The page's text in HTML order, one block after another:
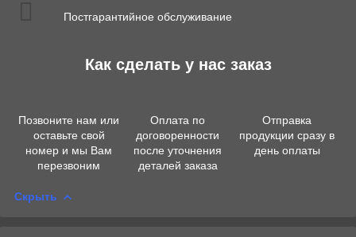
Постгарантийное обслуживание
Как сделать у нас заказ
Позвоните нам или
оставьте свой
номер и мы Вам
перезвоним
Оплата по
договоренности
после уточнения
деталей заказа
Отправка
продукции сразу в
день оплаты
Скрыть